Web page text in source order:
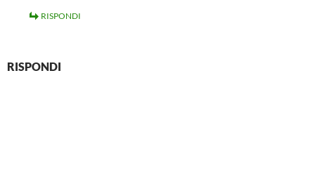
RISPONDI
RISPONDI